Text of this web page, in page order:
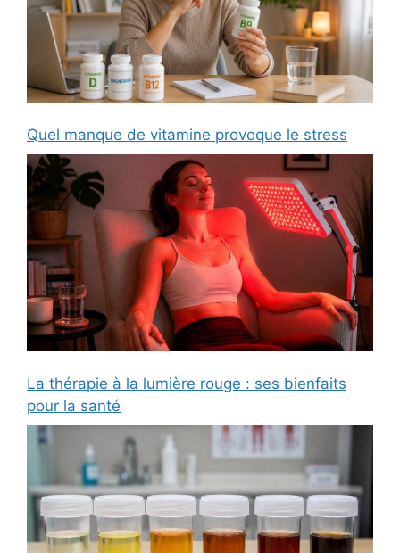
Quel manque de vitamine provoque le stress
La thérapie à la lumière rouge : ses bienfaits
pour la santé